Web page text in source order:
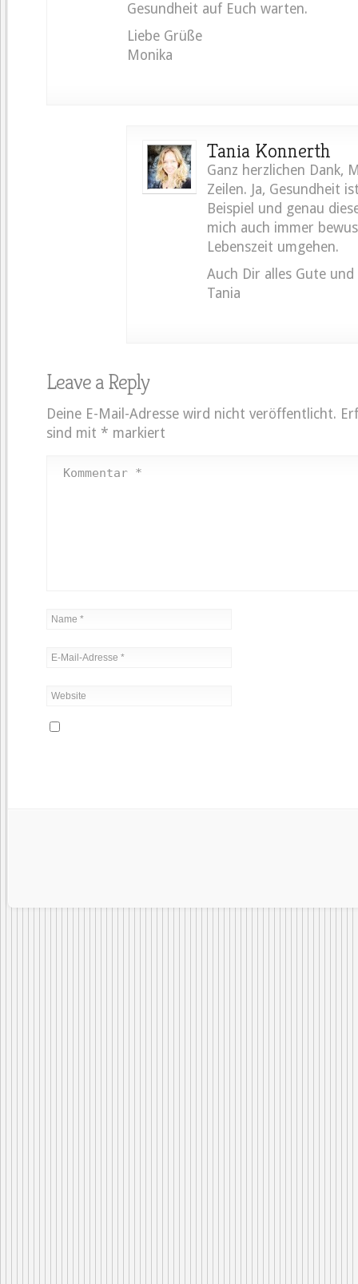
Gesundheit auf Euch warten.
Liebe Grüße
Monika
Tania Konnerth
Ganz herzlichen Dank,
Zeilen. Ja, Gesundheit
Beispiel und genau
mich auch immer
Lebenszeit umgehen.
Auch Dir alles Gute und
Tania
Leave a Reply
Deine E-Mail-Adresse wird nicht veröffentlicht.
sind mit * markiert